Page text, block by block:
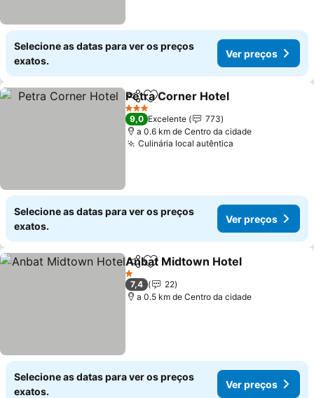
Selecione as datas para ver os preços
exatos.
Ver preços
PartilharAdicionar aos favoritos
Petra Corner Hotel
3 Estrelas
9,0 Excelente
773
a 0.6 km de Centro da cidade
Culinária local autêntica
Selecione as datas para ver os preços
exatos.
Ver preços
PartilharAdicionar aos favoritos
Anbat Midtown Hotel
1 Estrelas
7,4
22
a 0.5 km de Centro da cidade
Selecione as datas para ver os preços
exatos.
Ver preços